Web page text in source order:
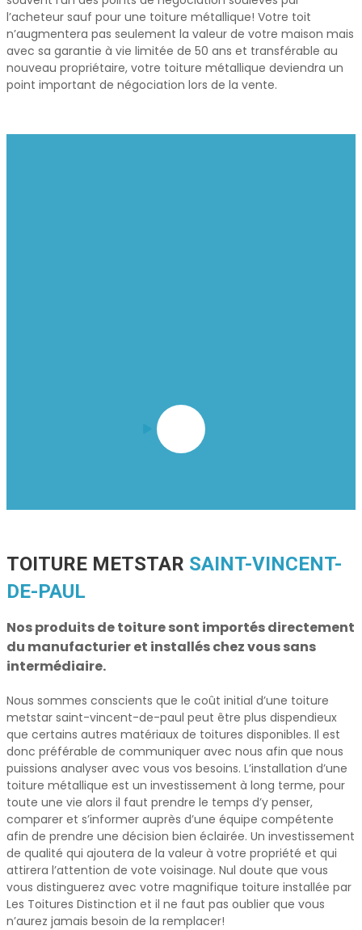
l’acheteur sauf pour une toiture métallique! Votre toit
n’augmentera pas seulement la valeur de votre maison mais
avec sa garantie à vie limitée de 50 ans et transférable au
nouveau propriétaire, votre toiture métallique deviendra un
point important de négociation lors de la vente.
TOITURE METSTAR SAINT-VINCENT-
DE-PAUL
Nos produits de toiture sont importés directement
du manufacturier et installés chez vous sans
intermédiaire.
Nous sommes conscients que le coût initial d’une toiture
metstar saint-vincent-de-paul peut être plus dispendieux
que certains autres matériaux de toitures disponibles. Il est
donc préférable de communiquer avec nous afin que nous
puissions analyser avec vous vos besoins. L’installation d’une
toiture métallique est un investissement à long terme, pour
toute une vie alors il faut prendre le temps d’y penser,
comparer et s’informer auprès d’une équipe compétente
afin de prendre une décision bien éclairée. Un investissement
de qualité qui ajoutera de la valeur à votre propriété et qui
attirera l’attention de vote voisinage. Nul doute que vous
vous distinguerez avec votre magnifique toiture installée par
Les Toitures Distinction et il ne faut pas oublier que vous
n’aurez jamais besoin de la remplacer!